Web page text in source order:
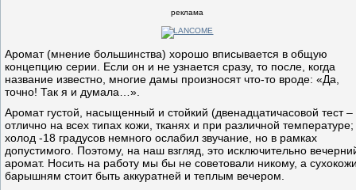
реклама
Аромат (мнение большинства) хорошо вписывается в общую
концепцию серии. Если он и не узнается сразу, то после, когда
название известно, многие дамы произносят что-то вроде: «Да,
точно! Так я и думала…».
Аромат густой, насыщенный и стойкий (двенадцатичасовой тест –
отлично на всех типах кожи, тканях и при различной температуре;
холод -18 градусов немного ослабил звучание, но в рамках
допустимого. Поэтому, на наш взгляд, это исключительно
аромат. Носить на работу мы бы не советовали никому, а
барышням стоит быть аккуратней и теплым вечером.